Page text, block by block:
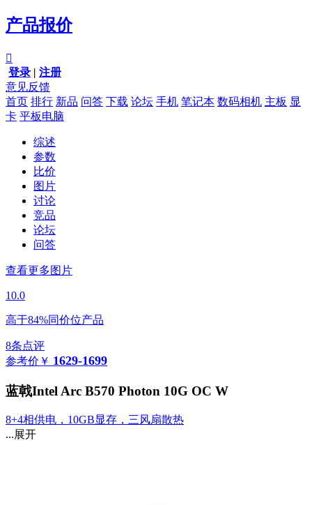
产品报价

登录 | 注册
意见反馈
首页 排行 新品 问答 下载 论坛 手机 笔记本 数码相机 主板 显
卡 平板电脑
综述
参数
比价
图片
讨论
竞品
论坛
问答
查看更多图片
10.0
高于84%同价位产品
8条点评
参考价 ￥ 1629-1699
蓝戟Intel Arc B570 Photon 10G OC W
8+4相供电，10GB显存，三风扇散热
...展开